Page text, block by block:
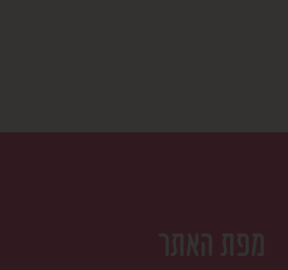
מפת האתר